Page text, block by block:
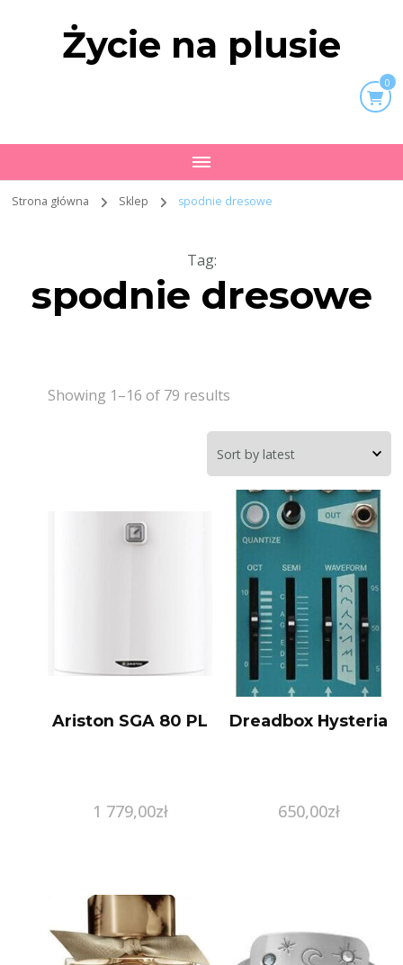
Życie na plusie
0
Strona główna Sklep spodnie dresowe
Tag:
spodnie dresowe
Showing 1–16 of 79 results
Ariston SGA 80 PL
1 779,00zł
Dreadbox Hysteria
650,00zł